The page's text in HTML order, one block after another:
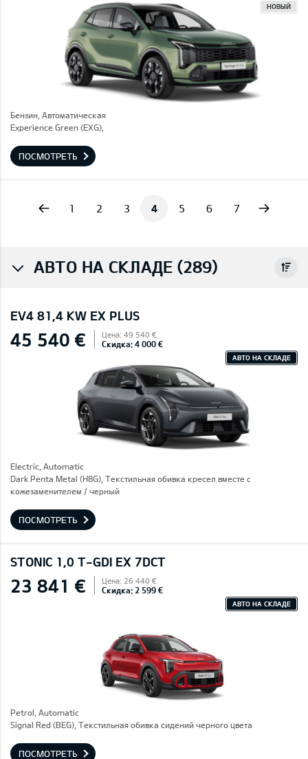
НОВЫЙ
Бензин, Автоматическая
Experience Green (EXG),
ПОСМОТРЕТЬ
1 2 3 4 5 6 7
АВТО НА СКЛАДЕ (289)
EV4 81,4 KW EX PLUS
45 540 € Цена: 49 540 €
Скидка: 4 000 €
АВТО НА СКЛАДЕ
Electric, Automatic
Dark Penta Metal (H8G), Текстильная обивка кресел вместе с
кожезаменителем / черный
ПОСМОТРЕТЬ
STONIC 1,0 T-GDI EX 7DCT
23 841 € Цена: 26 440 €
Скидка: 2 599 €
АВТО НА СКЛАДЕ
Petrol, Automatic
Signal Red (BEG), Текстильная обивка сидений черного цвета
ПОСМОТРЕТЬ